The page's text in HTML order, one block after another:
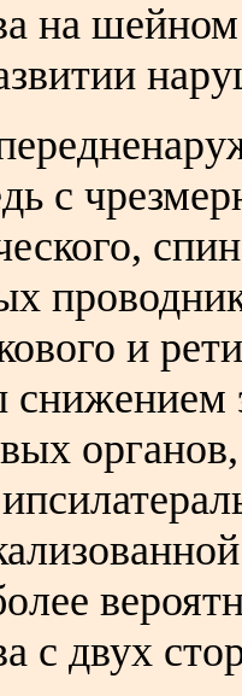
на
с
и
снижением
с двух